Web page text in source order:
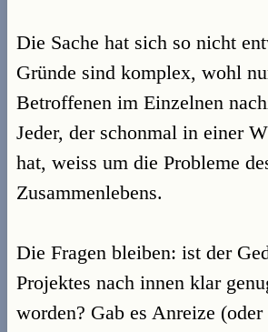
Die Sache hat sich so nicht
Gründe sind komplex, wohl
Betroffenen im Einzelnen
Jeder, der schonmal in einer
hat, weiss um die Probleme
Zusammenlebens.
Die Fragen bleiben: ist der
Projektes nach innen klar
worden? Gab es Anreize